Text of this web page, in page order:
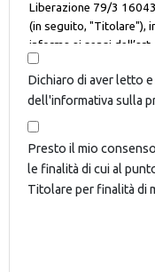
Dichiaro di aver letto
dell'informativa sulla
Presto il mio
le finalità di cui al
Titolare per finalità di